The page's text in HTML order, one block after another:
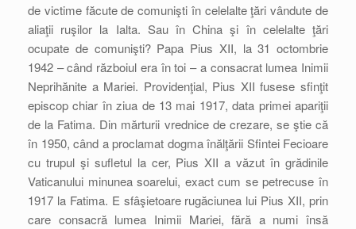
de victime făcute de comunişti în celelalte ţări vândute de
aliaţii ruşilor la Ialta. Sau în China şi în celelalte ţări
ocupate de comunişti? Papa Pius XII, la 31 octombrie
1942 – când războiul era în toi – a consacrat lumea Inimii
Neprihănite a Mariei. Providenţial, Pius XII fusese sfinţit
episcop chiar în ziua de 13 mai 1917, data primei apariţii
de la Fatima. Din mărturii vrednice de crezare, se ştie că
în 1950, când a proclamat dogma înălţării Sfintei Fecioare
cu trupul şi sufletul la cer, Pius XII a văzut în grădinile
Vaticanului minunea soarelui, exact cum se petrecuse în
1917 la Fatima. E sfâşietoare rugăciunea lui Pius XII, prin
care consacră lumea Inimii Mariei, fără a numi însă